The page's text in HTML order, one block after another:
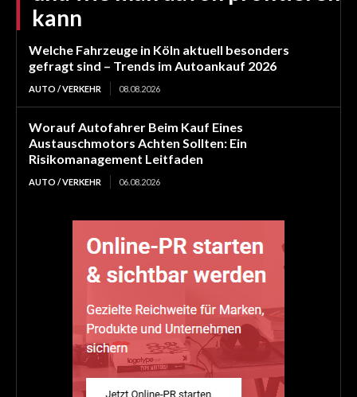
kann
Welche Fahrzeuge in Köln aktuell besonders
gefragt sind – Trends im Autoankauf 2026
AUTO / VERKEHR 08.08.2026
Worauf Autofahrer Beim Kauf Eines
Austauschmotors Achten Sollten: Ein
Risikomanagement Leitfaden
AUTO / VERKEHR 06.08.2026